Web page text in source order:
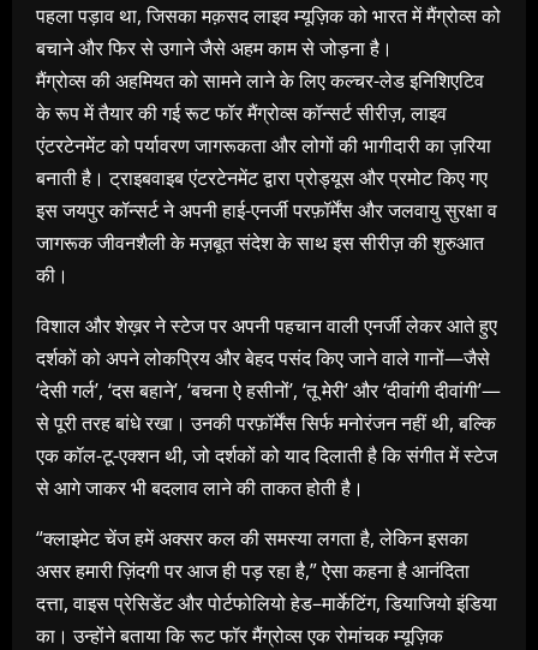
पहला पड़ाव था, जिसका मक़सद लाइव म्यूज़िक को भारत में मैंग्रोव्स को
बचाने और फिर से उगाने जैसे अहम काम से जोड़ना है।
मैंग्रोव्स की अहमियत को सामने लाने के लिए कल्चर-लेड इनिशिएटिव
के रूप में तैयार की गई रूट फॉर मैंग्रोव्स कॉन्सर्ट सीरीज़, लाइव
एंटरटेनमेंट को पर्यावरण जागरूकता और लोगों की भागीदारी का ज़रिया
बनाती है। ट्राइबवाइब एंटरटेनमेंट द्वारा प्रोड्यूस और प्रमोट किए गए
इस जयपुर कॉन्सर्ट ने अपनी हाई-एनर्जी परफ़ॉर्मेंस और जलवायु सुरक्षा व
जागरूक जीवनशैली के मज़बूत संदेश के साथ इस सीरीज़ की शुरुआत
की।
विशाल और शेख़र ने स्टेज पर अपनी पहचान वाली एनर्जी लेकर आते हुए
दर्शकों को अपने लोकप्रिय और बेहद पसंद किए जाने वाले गानों—जैसे
‘देसी गर्ल’, ‘दस बहाने’, ‘बचना ऐ हसीनों’, ‘तू मेरी’ और ‘दीवांगी दीवांगी’—
से पूरी तरह बांधे रखा। उनकी परफ़ॉर्मेंस सिर्फ मनोरंजन नहीं थी, बल्कि
एक कॉल-टू-एक्शन थी, जो दर्शकों को याद दिलाती है कि संगीत में स्टेज
से आगे जाकर भी बदलाव लाने की ताकत होती है।
“क्लाइमेट चेंज हमें अक्सर कल की समस्या लगता है, लेकिन इसका
असर हमारी ज़िंदगी पर आज ही पड़ रहा है,” ऐसा कहना है आनंदिता
दत्ता, वाइस प्रेसिडेंट और पोर्टफोलियो हेड–मार्केटिंग, डियाजियो इंडिया
का। उन्होंने बताया कि रूट फॉर मैंग्रोव्स एक रोमांचक म्यूज़िक